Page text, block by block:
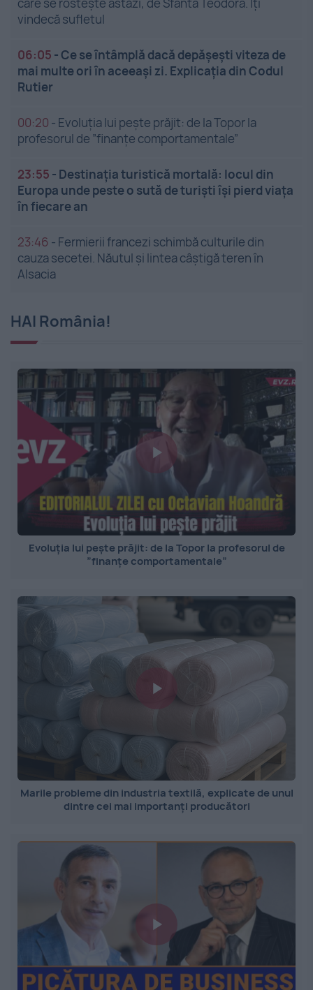
care se rostește astăzi, de Sfânta Teodora. Îți
vindecă sufletul
06:05 -Ce se întâmplă dacă depășești viteza de
mai multe ori în aceeași zi. Explicația din Codul
Rutier
00:20 - Evoluția lui pește prăjit: de la Topor la
profesorul de ”finanțe comportamentale”
23:55 - Destinația turistică mortală: locul din
Europa unde peste o sută de turiști își pierd viața
în fiecare an
23:46 - Fermierii francezi schimbă culturile din
cauza secetei. Năutul și lintea câștigă teren în
Alsacia
HAI România!
Evoluția lui pește prăjit: de la Topor la profesorul de
”finanțe comportamentale”
Marile probleme din industria textilă, explicate de unul
dintre cei mai importanți producători